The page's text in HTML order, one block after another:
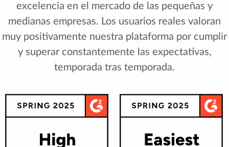
excelencia en el mercado de las pequeñas y
medianas empresas. Los usuarios reales valoran
muy positivamente nuestra plataforma por cumplir
y superar constantemente las expectativas,
temporada tras temporada.